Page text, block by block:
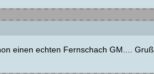
einen echten Fernschach GM.... Gruß,